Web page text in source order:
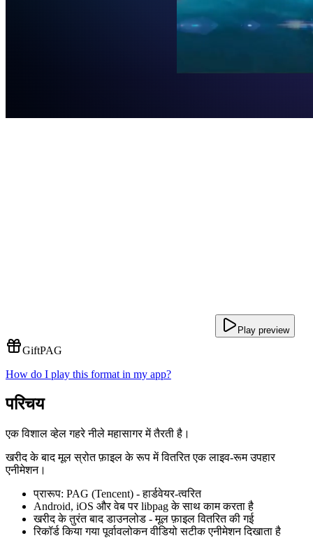
Play preview
GiftPAG
How do I play this format in my app?
परिचय
एक विशाल व्हेल गहरे नीले महासागर में तैरती है।
खरीद के बाद मूल स्रोत फ़ाइल के रूप में वितरित एक लाइव-रूम उपहार
एनीमेशन।
प्रारूप: PAG (Tencent) - हार्डवेयर-त्वरित
Android, iOS और वेब पर libpag के साथ काम करता है
खरीद के तुरंत बाद डाउनलोड - मूल फ़ाइल वितरित की गई
रिकॉर्ड किया गया पूर्वावलोकन वीडियो सटीक एनीमेशन दिखाता है